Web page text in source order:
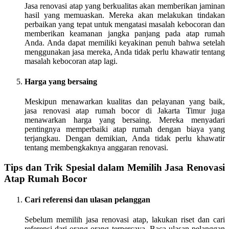
Jasa renovasi atap yang berkualitas akan memberikan jaminan
hasil yang memuaskan. Mereka akan melakukan tindakan
perbaikan yang tepat untuk mengatasi masalah kebocoran dan
memberikan keamanan jangka panjang pada atap rumah
Anda. Anda dapat memiliki keyakinan penuh bahwa setelah
menggunakan jasa mereka, Anda tidak perlu khawatir tentang
masalah kebocoran atap lagi.
Harga yang bersaing
Meskipun menawarkan kualitas dan pelayanan yang baik,
jasa renovasi atap rumah bocor di Jakarta Timur juga
menawarkan harga yang bersaing. Mereka menyadari
pentingnya memperbaiki atap rumah dengan biaya yang
terjangkau. Dengan demikian, Anda tidak perlu khawatir
tentang membengkaknya anggaran renovasi.
Tips dan Trik Spesial dalam Memilih Jasa Renovasi
Atap Rumah Bocor
Cari referensi dan ulasan pelanggan
Sebelum memilih jasa renovasi atap, lakukan riset dan cari